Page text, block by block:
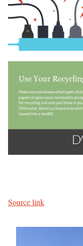
Source link